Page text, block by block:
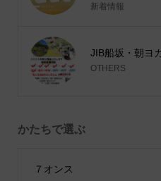
新着情報
JIB船坂・朝ヨ
OTHERS
かたちで選ぶ
７オンス